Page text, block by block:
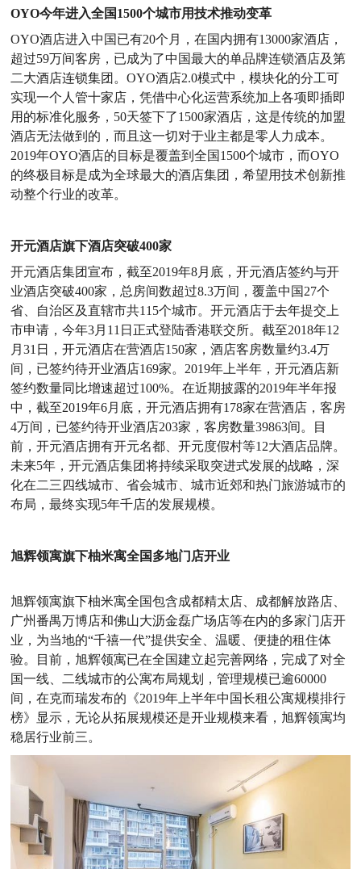
OYO今年进入全国1500个城市用技术推动变革
OYO酒店进入中国已有20个月，在国内拥有13000家酒店，
超过59万间客房，已成为了中国最大的单品牌连锁酒店及第
二大酒店连锁集团。OYO酒店2.0模式中，模块化的分工可
实现一个人管十家店，凭借中心化运营系统加上各项即插即
用的标准化服务，50天签下了1500家酒店，这是传统的加盟
酒店无法做到的，而且这一切对于业主都是零人力成本。
2019年OYO酒店的目标是覆盖到全国1500个城市，而OYO
的终极目标是成为全球最大的酒店集团，希望用技术创新推
动整个行业的改革。
开元酒店旗下酒店突破400家
开元酒店集团宣布，截至2019年8月底，开元酒店签约与开
业酒店突破400家，总房间数超过8.3万间，覆盖中国27个
省、自治区及直辖市共115个城市。开元酒店于去年提交上
市申请，今年3月11日正式登陆香港联交所。截至2018年12
月31日，开元酒店在营酒店150家，酒店客房数量约3.4万
间，已签约待开业酒店169家。2019年上半年，开元酒店新
签约数量同比增速超过100%。在近期披露的2019年半年报
中，截至2019年6月底，开元酒店拥有178家在营酒店，客房
4万间，已签约待开业酒店203家，客房数量39863间。目
前，开元酒店拥有开元名都、开元度假村等12大酒店品牌。
未来5年，开元酒店集团将持续采取突进式发展的战略，深
化在二三四线城市、省会城市、城市近郊和热门旅游城市的
布局，最终实现5年千店的发展规模。
旭辉领寓旗下柚米寓全国多地门店开业
旭辉领寓旗下柚米寓全国包含成都精太店、成都解放路店、
广州番禺万博店和佛山大沥金磊广场店等在内的多家门店开
业，为当地的“千禧一代”提供安全、温暖、便捷的租住体
验。目前，旭辉领寓已在全国建立起完善网络，完成了对全
国一线、二线城市的公寓布局规划，管理规模已逾60000
间，在克而瑞发布的《2019年上半年中国长租公寓规模排行
榜》显示，无论从拓展规模还是开业规模来看，旭辉领寓均
稳居行业前三。